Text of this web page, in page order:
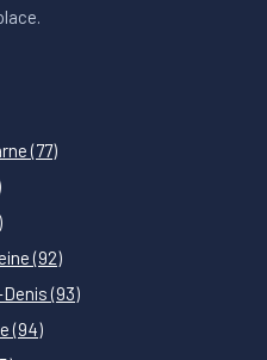
(77)
(92)
(93)
(94)